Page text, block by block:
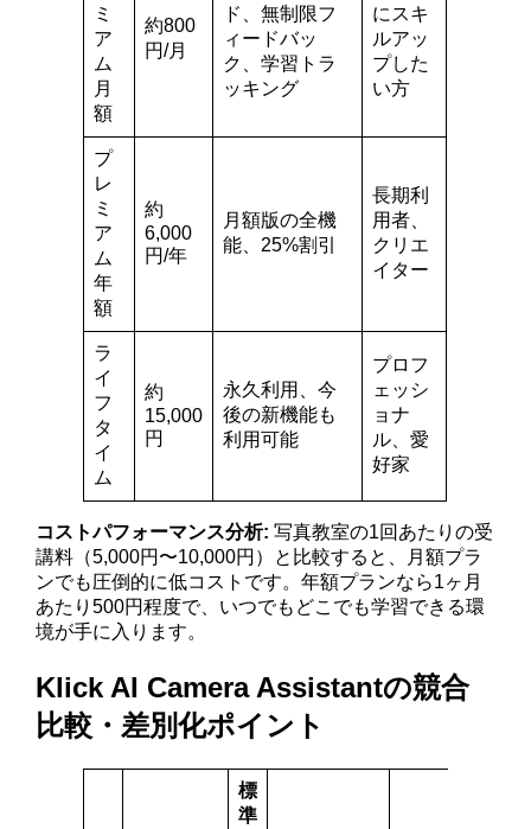
ミ
ア
ム
月
額
約800
円/月
ド、無制限フ
ィードバッ
ク、学習トラ
ッキング
にスキ
ルアッ
プした
い方
プ
レ
ミ
ア
ム
年
額
約
6,000
円/年
月額版の全機
能、25%割引
長期利
用者、
クリエ
イター
ラ
イ
フ
タ
イ
ム
約
15,000
円
永久利用、今
後の新機能も
利用可能
プロフ
ェッシ
ョナ
ル、愛
好家
コストパフォーマンス分析: 写真教室の1回あたりの受
講料（5,000円〜10,000円）と比較すると、月額プラ
ンでも圧倒的に低コストです。年額プランなら1ヶ月
あたり500円程度で、いつでもどこでも学習できる環
境が手に入ります。
Klick AI Camera Assistantの競合
比較・差別化ポイント
標
準